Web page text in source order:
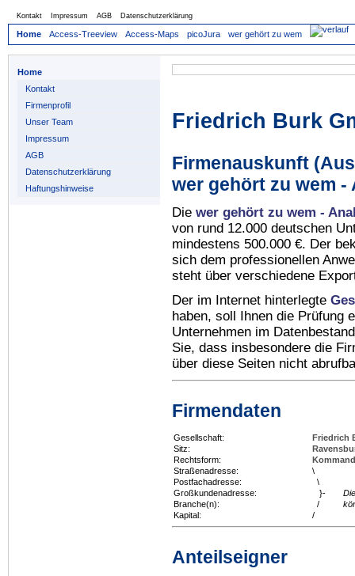
Kontakt Impressum AGB Datenschutzerklärung
Home Access-Treeview Access-Maps picoJura wer gehört zu wem
Home
Kontakt
Firmenprofil
Unser Team
Impressum
AGB
Datenschutzerklärung
Haftungshinweise
Friedrich Burk
Firmenauskunft
wer gehört zu wem -
Die wer gehört zu wem -
von rund 12.000 deutschen
mindestens 500.000 €. Der
sich dem professionellen
steht über verschiedene
Der im Internet hinterlegte
haben, soll Ihnen die Prüfung
Unternehmen im
Sie, dass insbesondere die
über diese Seiten nicht
Firmendaten
Gesellschaft:
Friedrich
Sitz:
Rechtsform:
Straßenadresse:
\
Postfachadresse:
\
Großkundenadresse:
}-
Branche(n):
/
Kapital:
/
Anteilseigner